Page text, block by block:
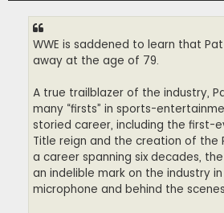
WWE is saddened to learn that
away at the age of 79.
A true trailblazer of the industry,
many “firsts” in sports-
storied career, including the first-
Title reign and the creation of the
a career spanning six decades,
an indelible mark on the industry
microphone and behind the